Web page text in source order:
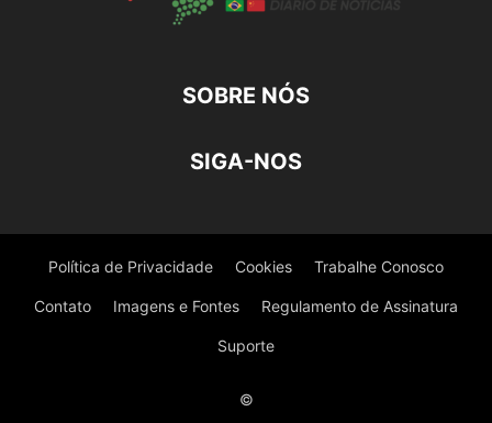
SOBRE NÓS
SIGA-NOS
Política de Privacidade Cookies Trabalhe Conosco
Contato Imagens e Fontes Regulamento de Assinatura
Suporte
©